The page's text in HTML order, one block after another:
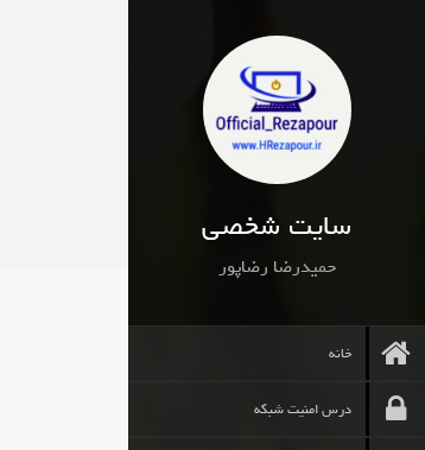
سایت شخصی
حمیدرضا رضاپور
خانه
درس امنیت شبکه